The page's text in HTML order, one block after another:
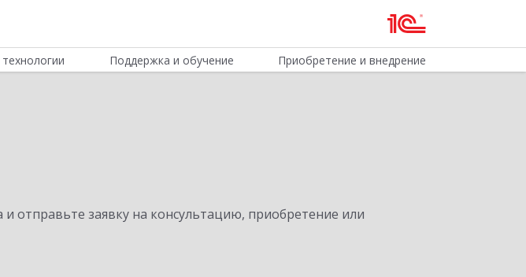
Поддержка и обучение Приобретение и внедрение
заявку на консультацию, приобретение или